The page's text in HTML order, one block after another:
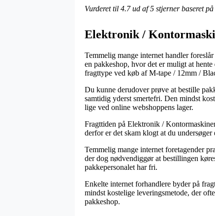
Vurderet til 4.7ud af 5 stjerner baseret på
Elektronik /
Temmelig mange internet handler
en pakkeshop, hvor det er muligt at
fragttype ved køb af M-tape / 12mm /
Du kunne derudover prøve at bestille
samtidig yderst smertefri. Den mindst
lige ved online webshoppens lager.
Fragttiden på Elektronik /
derfor er det skam klogt at du
Temmelig mange internet foretagender
der dog nødvendiggør at bestillingen
pakkepersonalet har fri.
Enkelte internet forhandlere byder på
mindst kostelige leveringsmetode, der
pakkeshop.